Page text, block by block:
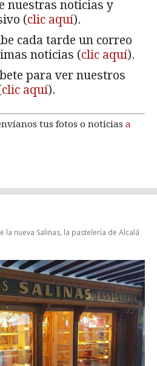
nuestras noticias y
(clic aquí).
cada tarde un correo
noticias (clic aquí).
para ver nuestros
clic aquí).
tus fotos o noticias a